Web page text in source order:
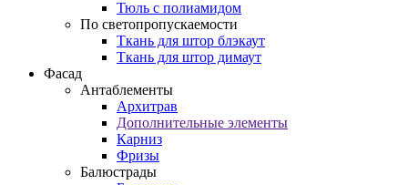
Тюль с полиамидом
По светопропускаемости
Ткань для штор блэкаут
Ткань для штор димаут
Фасад
Антаблементы
Архитрав
Дополнительные элементы
Карниз
Фризы
Балюстрады